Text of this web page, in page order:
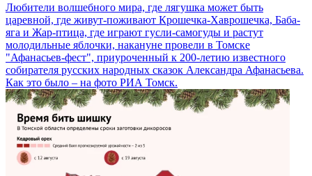
Любители волшебного мира, где лягушка может быть
царевной, где живут-поживают Крошечка-Хаврошечка, Баба-
яга и Жар-птица, где играют гусли-самогуды и растут
молодильные яблочки, накануне провели в Томске
"Афанасьев-фест", приуроченный к 200-летию известного
собирателя русских народных сказок Александра Афанасьева.
Как это было – на фото РИА Томск.